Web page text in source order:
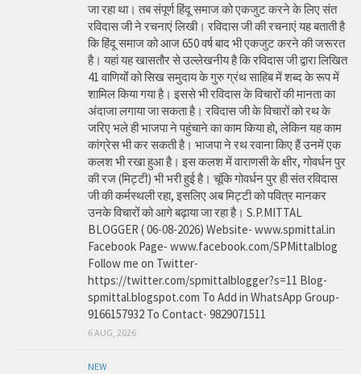
जा रहा था। तब संपूर्ण हिंदू समाज को एकजुट करने के लिए संत
रविदास जी ने रचनाएं लिखी। रविदास जी की रचनाएं यह बताती है
कि हिंदू समाज को आज 650 वर्ष बाद भी एकजुट करने की जरूरत
है। यहां यह खासतौर से उल्लेखनीय है कि रविदास जी द्वारा लिखित
41 वाणियोंं को सिख समुदाय के गुरु ग्रंथ साहिब में शब्द के रूप में
शामिल किया गया है। इससे भी रविदास के विचारों की मानता का
अंदाजा लगाया जा सकता है। रविदास जी के विचारों को रथ के
जरिए भले ही भाजपा ने पहुंचाने का काम किया हो, लेकिन यह काम
कांग्रेस भी कर सकती है। भाजपा ने रथ रवाना किए हैं उनमें एक
कलश भी रखा हुआ है। इस कलश में वाराणसी के क्षीर, गोवर्धन पुर
की रज (मिट्टी) भी भरी हुई है। चूंकि गोवर्धन पुर ही संत रविदास
जी की कर्मस्थली रहा, इसलिए अब मिट्टी को पवित्र मानकर
उनके विचारों को आगे बढ़ाया जा रहा है। S.P.MITTAL
BLOGGER ( 06-08-2026) Website- www.spmittal.in
Facebook Page- www.facebook.com/SPMittalblog
Follow me on Twitter-
https://twitter.com/spmittalblogger?s=11 Blog-
spmittal.blogspot.com To Add in WhatsApp Group-
9166157932 To Contact- 9829071511
6 AUG, 2026
NEW